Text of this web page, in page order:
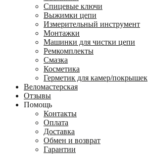
Спицевые ключи
Выжимки цепи
Измерительный инструмент
Монтажки
Машинки для чистки цепи
Ремкомплекты
Смазка
Косметика
Герметик для камер/покрышек
Веломастерская
Отзывы
Помощь
Контакты
Оплата
Доставка
Обмен и возврат
Гарантии